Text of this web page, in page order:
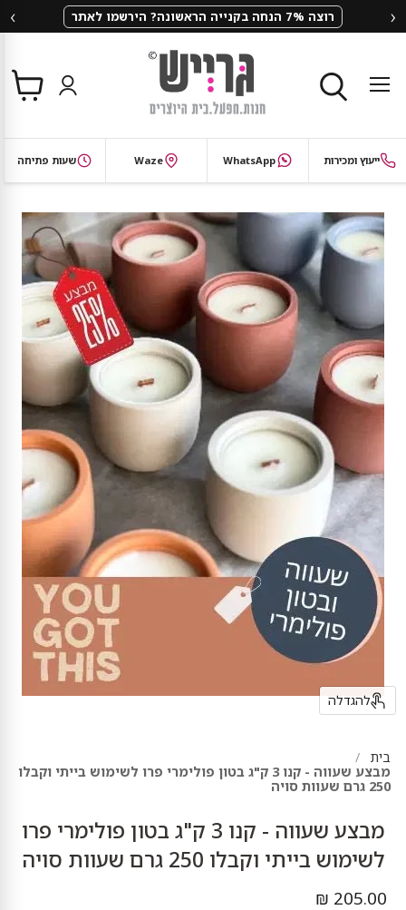
‹ שבוע האבקות של גרייש – ₪100 הנחה ›
תפריט
צפי
בסל
ייעוץ ומכירות WhatsApp
Waze שעות פתיחה
להגדלה
בית
מבצע שעווה - קנו 3 ק"ג בטון פולימרי פרו לשימוש בייתי וקבלו
250 גרם שעוות סויה
מבצע שעווה - קנו 3 ק"ג בטון פולימרי פרו
לשימוש בייתי וקבלו 250 גרם שעוות סויה
מחיר נוכחי
205.00 ₪